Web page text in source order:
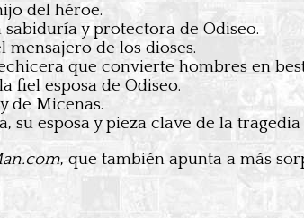
del héroe.
y protectora de Odiseo.
mensajero de los dioses.
que convierte hombres en
fiel esposa de Odiseo.
de Micenas.
su esposa y pieza clave de la tragedia
, que también apunta a más